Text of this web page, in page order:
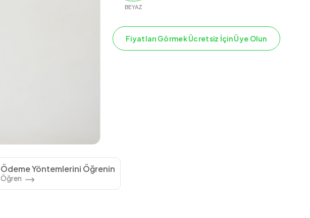
BEYAZ
Fiyatları Görmek Ücretsiz İçin Üye Olun
Ödeme Yöntemlerini Öğrenin
Öğren